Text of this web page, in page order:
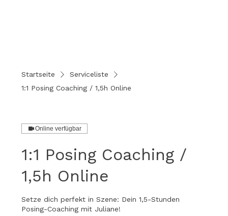
Startseite
Serviceliste
1:1 Posing Coaching / 1,5h Online
Online verfügbar
1:1 Posing Coaching /
1,5h Online
Setze dich perfekt in Szene: Dein 1,5-Stunden
Posing-Coaching mit Juliane!